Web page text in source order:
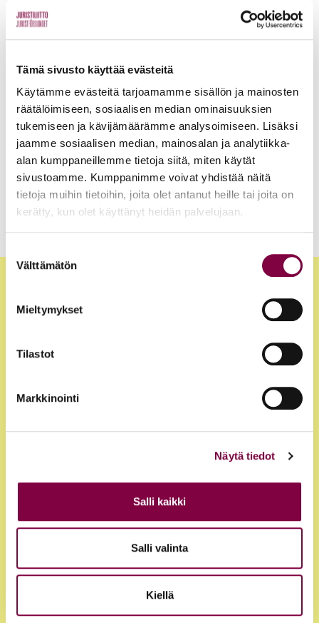
Tämä sivusto käyttää evästeitä
Käytämme evästeitä tarjoamamme sisällön ja mainosten
räätälöimiseen, sosiaalisen median ominaisuuksien
tukemiseen ja kävijämäärämme analysoimiseen. Lisäksi
jaamme sosiaalisen median, mainosalan ja analytiikka-
alan kumppaneillemme tietoja siitä, miten käytät
sivustoamme. Kumppanimme voivat yhdistää näitä
tietoja muihin tietoihin, joita olet antanut heille tai joita on
kerätty, kun olet käyttänyt heidän palvelujaan.
valinta
Välttämätön
Mieltymykset
Tilastot
Markkinointi
Näytä tiedot
Salli kaikki
Salli valinta
Kiellä
Sami-Petteri Seppä on Juristiliiton hallituksen jäsen
Juristimedia Artikkelit 14.2.2023
Sakari Timonen on tulisieluinen juristi-blogisti
Juristimedia Artikkelit 4.3.2015
HUSin hallintoylilääkäri Lasse Lehtonen: Molekyyleistä EU-
sfääreihin
2 3
Jäsenyys
Edut ja palvelut
Loma-asunnot
Juristirekrytointi